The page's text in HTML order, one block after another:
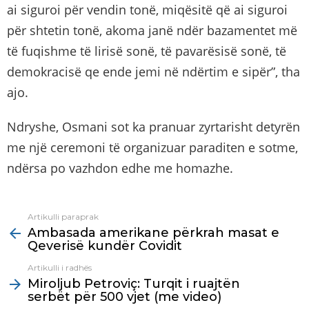
ai siguroi për vendin tonë, miqësitë që ai siguroi
për shtetin tonë, akoma janë ndër bazamentet më
të fuqishme të lirisë sonë, të pavarësisë sonë, të
demokracisë qe ende jemi në ndërtim e sipër”, tha
ajo.
Ndryshe, Osmani sot ka pranuar zyrtarisht detyrën
me një ceremoni të organizuar paraditen e sotme,
ndërsa po vazhdon edhe me homazhe.
more
Artikulli paraprak
Ambasada amerikane përkrah masat e
Qeverisë kundër Covidit
Artikulli i radhës
Miroljub Petroviç: Turqit i ruajtën
serbët për 500 vjet (me video)